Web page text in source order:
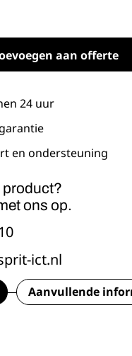
aan offerte
24 uur
en ondersteuning
product?
ons op.
ict.nl
Aanvullende